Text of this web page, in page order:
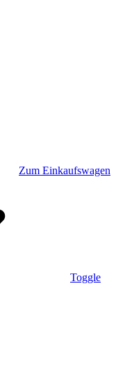
Zum Einkaufswagen
Toggle